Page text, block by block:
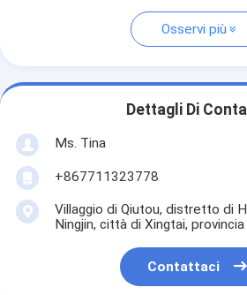
Osservi più
Dettagli Di
Ms. Tina
+867711323778
Villaggio di Qiutou, distretto di
Ningjin, città di Xingtai,
Contattaci